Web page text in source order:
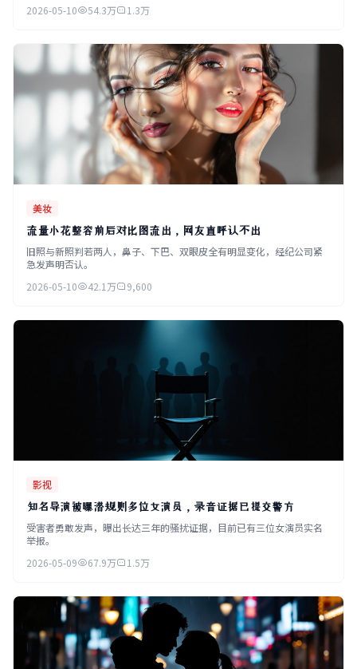
2026-05-10
54.3万 1.3万
美妆
流量小花整容前后对比图流出，网友直呼认不出
旧照与新照判若两人，鼻子、下巴、双眼皮全有明显变化，经纪公司紧
急发声明否认。
2026-05-10
42.1万 9,600
影视
知名导演被曝潜规则多位女演员，录音证据已提交警方
受害者勇敢发声，曝出长达三年的骚扰证据，目前已有三位女演员实名
举报。
2026-05-09
67.9万 1.5万